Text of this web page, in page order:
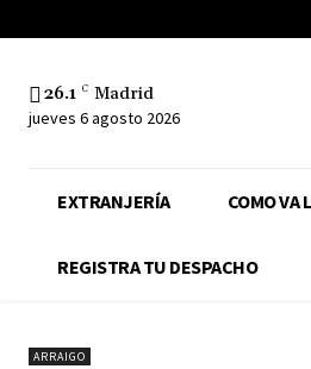
26.1 C Madrid
jueves 6 agosto 2026
EXTRANJERÍA COMO VA
REGISTRA TU DESPACHO
ARRAIGO